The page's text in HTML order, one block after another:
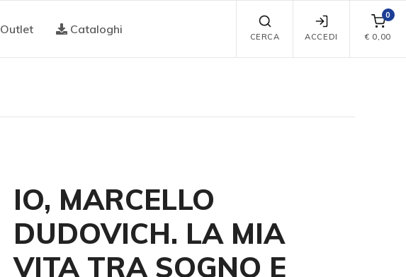
Outlet Cataloghi
CERCA ACCEDI
0
€ 0,00
IO, MARCELLO
DUDOVICH. LA MIA
VITA TRA SOGNO E